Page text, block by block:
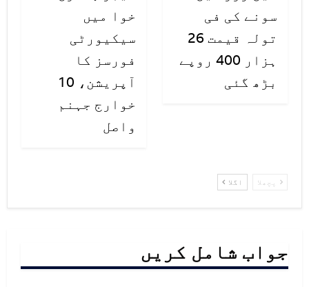
بلتستان میں 13 جب کہ آزاد کشمیر
میں 8 مریض جاں بحق ہوچکے ہیں۔
سونے کی فی
تولہ قیمت 26
ہزار 400 روپے
بڑھ گئی
خوا میں
سیکیورٹی
فورسز کا
آپریشن، 10
خوارج جہنم
واصل
پچھلا اگلا
جواب شامل کریں